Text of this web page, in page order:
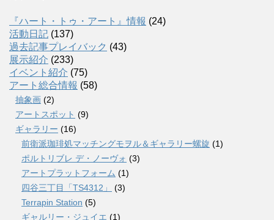
『ハート・トゥ・アート』情報 (24)
活動日記 (137)
過去記事プレイバック (43)
展示紹介 (233)
イベント紹介 (75)
アート総合情報 (58)
抽象画 (2)
アートスポット (9)
ギャラリー (16)
前衛派珈琲処マッチングモヲル＆ギャラリー螺旋 (1)
ポルトリブレ デ・ノーヴォ (3)
アートプラットフォーム (1)
四谷三丁目「TS4312」
(3)
Terrapin Station (5)
ギャルリー・ジュイエ (1)